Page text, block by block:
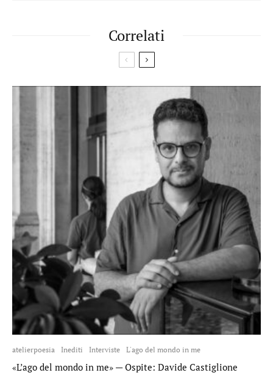
Correlati
atelierpoesia Inediti Interviste L'ago del mondo in me
«L’ago del mondo in me» — Ospite: Davide Castiglione